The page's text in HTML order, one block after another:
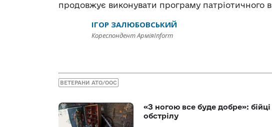
продовжує виконувати програму патріотичного
ІГОР ЗАЛЮБОВСЬКИЙ
Кореспондент АрміяInform
ВЕТЕРАНИ АТО/ООС
«З ногою все буде добре»:
обстрілу